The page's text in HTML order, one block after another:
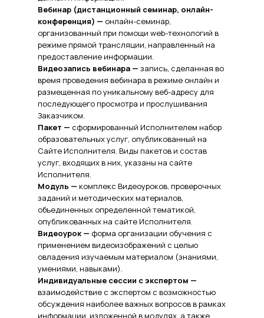
Вебинар (дистанционный семинар, онлайн-
конференция) — онлайн-семинар,
организованный при помощи web-технологий в
режиме прямой трансляции, направленный на
предоставление информации.
Видеозапись вебинара — запись, сделанная во
время проведения вебинара в режиме онлайн и
размещенная по уникальному веб-адресу для
последующего просмотра и прослушивания
Заказчиком.
Пакет — сформированный Исполнителем набор
образовательных услуг, опубликованный на
Сайте Исполнителя. Виды пакетов и состав
услуг, входящих в них, указаны на сайте
Исполнителя.
Модуль — комплекс Видеоуроков, проверочных
заданий и методических материалов,
объединенных определенной тематикой,
опубликованных на сайте Исполнителя.
Видеоурок — форма организации обучения с
применением видеоизображений с целью
овладения изучаемым материалом (знаниями,
умениями, навыками).
Индивидуальные сессии с экспертом —
взаимодействие с экспертом с возможностью
обсуждения наиболее важных вопросов в рамках
информации, изложенной в модулях, а также